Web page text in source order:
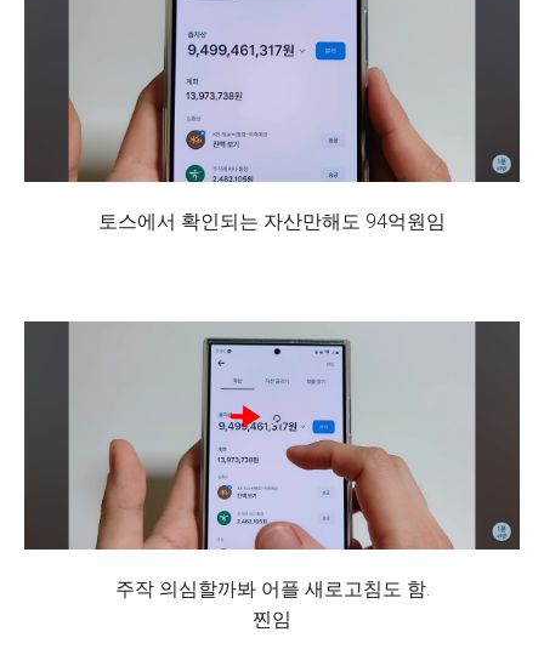
토스에서 확인되는 자산만해도 94억원임
주작 의심할까봐 어플 새로고침도 함.
찐임